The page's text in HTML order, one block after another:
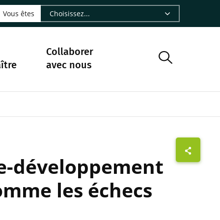
- CIRAD
Facebook - CIRAD
sur Instagram - CIRAD
sur Youtube - CIRAD
suivre sur Bluesky - CIRAD
Nourrir le vivant, le podcast du Cirad - CIRAD
Nous contacter par courriel - CIRAD
la page Flux RSS - CIRAD
Vous êtes
Collaborer
avec nous
développement
les échecs